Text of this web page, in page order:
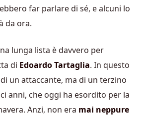
far parlare di sé, e alcuni lo
da ora.
lunga lista è davvero per
di Edoardo Tartaglia. In questo
un attaccante, ma di un terzino
anni, che oggi ha esordito per la
Anzi, non era mai neppure